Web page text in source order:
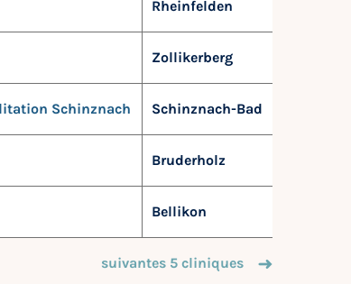
Rheinfelden
Zollikerberg
Schinznach Schinznach-Bad
Bruderholz
Bellikon
suivantes 5 cliniques